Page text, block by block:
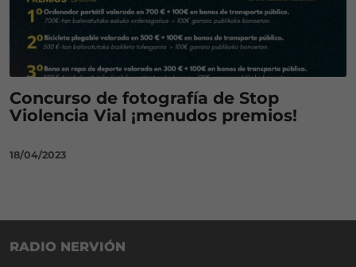
Concurso de fotografía de Stop
Violencia Vial ¡menudos premios!
18/04/2023
RADIO NERVIÓN